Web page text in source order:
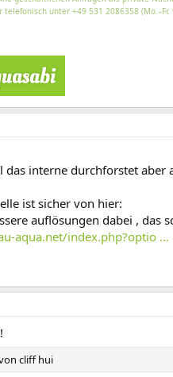
unter +49 531 2086358
das interne durchforstet
ist sicher von hier:
auflösungen dabei , das
aqua.net/index.php?optio ...
cliff hui